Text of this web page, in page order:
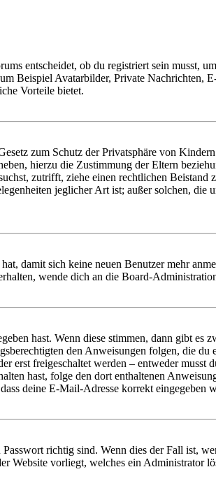
entscheidet, ob du registriert sein musst,
Beispiel Avatarbilder, Private Nachrichten,
Vorteile bietet.
zum Schutz der Privatsphäre von
hierzu die Zustimmung der Eltern
zutrifft, ziehe einen rechtlichen
jeglicher Art ist; außer solchen,
damit sich keine neuen Benutzer mehr
wende dich an die Board-
hast. Wenn diese stimmen, dann gibt es
den Anweisungen folgen, die
erst freigeschaltet werden – entweder musst
hast, folge den dort enthaltenen
deine E-Mail-Adresse korrekt eingegeben
richtig sind. Wenn dies der Fall ist,
Website vorliegt, welches ein Administrator